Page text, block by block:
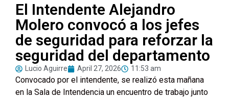
El Intendente Alejandro
Molero convocó a los jefes
de seguridad para reforzar la
seguridad del departamento
Lucio Aguirre April 27, 2026 11:53 am
Convocado por el intendente, se realizó esta mañana
en la Sala de Intendencia un encuentro de trabajo junto